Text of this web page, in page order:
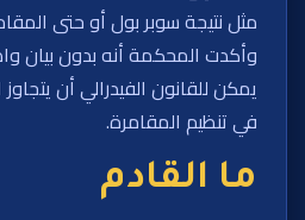
مثل نتيجة سوبر بول أو حتى
وأكدت المحكمة أنه بدون بيان
يمكن للقانون الفيدرالي أن يتجاوز
في تنظيم المقامرة.
ما القادم